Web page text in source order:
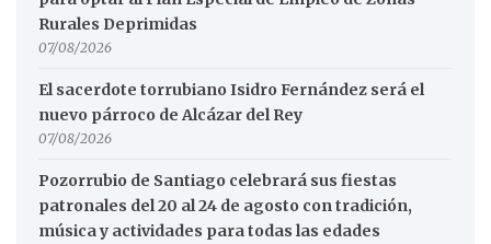
Rurales Deprimidas
07/08/2026
El sacerdote torrubiano Isidro Fernández será el
nuevo párroco de Alcázar del Rey
07/08/2026
Pozorrubio de Santiago celebrará sus fiestas
patronales del 20 al 24 de agosto con tradición,
música y actividades para todas las edades